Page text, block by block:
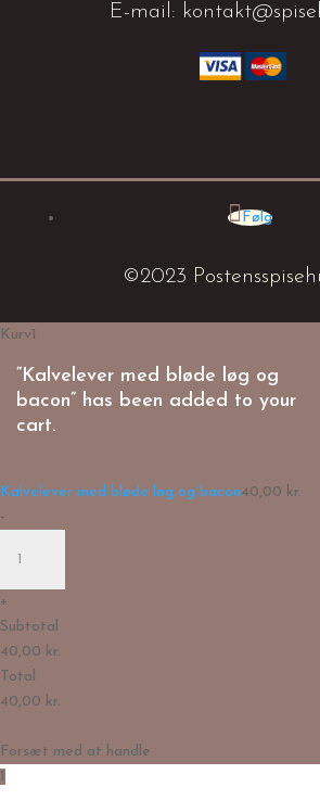
E-mail:
©2023
Følg
Kurv1
“Kalvelever med bløde løg og
bacon” has been added to your
cart.
Kalvelever med bløde løg og bacon40,00 kr.
-
med
bløde
løg
bacon
quantity
+
Subtotal
40,00 kr.
Total
40,00 kr.
Forsæt med at handle
1